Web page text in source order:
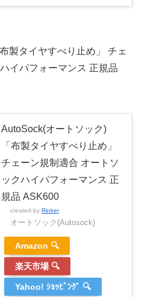
製タイヤすべり止め」 チェ
イパフォーマンス 正規品
AutoSock(オートソック)
「布製タイヤすべり止め」
チェーン規制適合 オートソ
ックハイパフォーマンス 正
規品 ASK600
created by Rinker
オートソック(Autosock)
Amazon 🔍
楽天市場 🔍
Yahoo! ｼｮｯﾋﾟﾝｸﾞ 🔍